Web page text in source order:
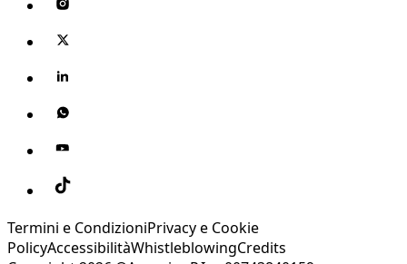
Termini e CondizioniPrivacy e Cookie
PolicyAccessibilitàWhistleblowingCredits